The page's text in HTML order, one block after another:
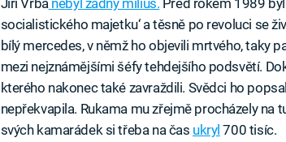
Jiří Vrbanebyl žádný mílius. Před rokem 1989 byl
socialistického majetku‘ a těsně po revoluci se
bílý mercedes, v němž ho objevili mrtvého, taky
mezi nejznámějšími šéfy tehdejšího podsvětí.
kterého nakonec také zavraždili. Svědci ho
nepřekvapila. Rukama mu zřejmě procházely na
svých kamarádek si třeba na čas ukryl 700 tisíc.